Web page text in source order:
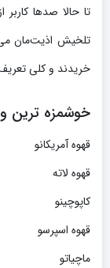
تا حالا صدها
تلخیش اذیت‌مان
خریدند و کلی
خوشمزه ترین
قهوه آمریکانو
قهوه لاته
کاپوچینو
قهوه اسپرسو
ماچیاتو